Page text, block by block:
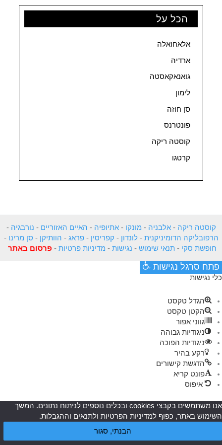
הכל על
אלאחואלה
ארדיה
גואנאקאסטה
לימון
סן חוזה
פונטרנס
קוסטה ריקה
קרטגו
קוסטה ריקה -אלבניה - מונקו -אתיופיה - האיים האזוריים - נורבגיה -
הרפובליקה הדומיניקנית -לונדון - קפריסין -פראג - הוותיקן - סן מרינו -
חופשת סקי -תנאי שימוש - נגישות - מדיניות פרטיות - פרסום באתר
פתח סרגל נגישות
כלי נגישות
הגדל טקסט
הקטן טקסט
גווני אפור
ניגודיות גבוהה
ניגודיות הפוכה
רקע בהיר
הדגשת קישורים
פונט קריא
איפוס
אנו משתמשים בקבצי cookies ובכלים נוספים לניתוח נתונים. המשך
השימוש באתר, כפוף למדיניות הפרטיות ולתנאים וההגבלות.
הבנתי, סגור